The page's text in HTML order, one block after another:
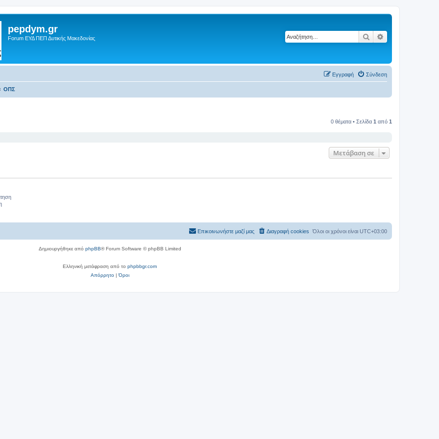
pepdym.gr
Forum ΕΥΔ ΠΕΠ Δυτικής Μακεδονίας Αναζήτηση
Σύνδεση
Εγγραφή
ΟΠΣ
0 θέματα • Σελίδα 1 από 1
Μετάβαση σε
Όλοι οι χρόνοι είναι UTC+03:00
Διαγραφή cookies
Επικοινωνήστε μαζί μας
Δημιουργήθηκε από phpBB® Forum Software © phpBB Limited
Ελληνική μετάφραση από το phpbbgr.com
Απόρρητο|Όροι